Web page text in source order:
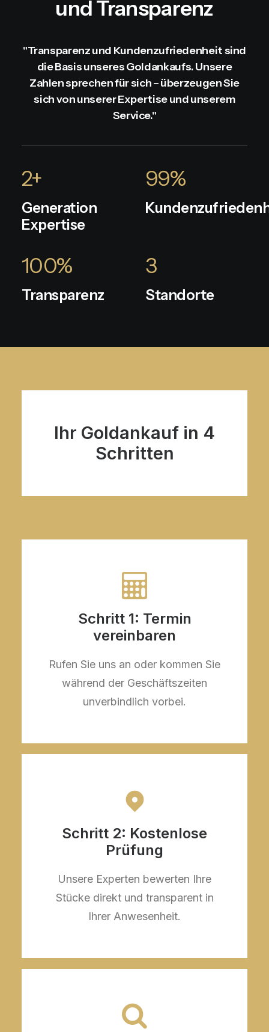
und Transparenz
"Transparenz und Kundenzufriedenheit sind
die Basis unseres Goldankaufs. Unsere
Zahlen sprechen für sich – überzeugen Sie
sich von unserer Expertise und unserem
Service."
2+
Generation
Expertise
99%
100%
Transparenz
3
Standorte
Ihr Goldankauf in 4
Schritten
Schritt 1: Termin
vereinbaren
Rufen Sie uns an oder kommen Sie
während der Geschäftszeiten
unverbindlich vorbei.
Schritt 2: Kostenlose
Prüfung
Unsere Experten bewerten Ihre
Stücke direkt und transparent in
Ihrer Anwesenheit.